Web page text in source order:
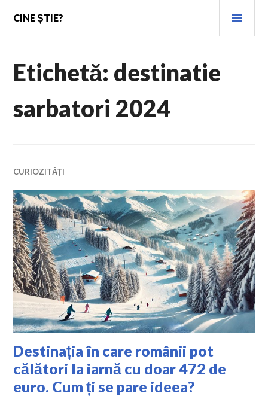
content
CINE ȘTIE?
Etichetă: destinatie
sarbatori 2024
CURIOZITĂȚI
Destinația în care românii pot
călători la iarnă cu doar 472 de
euro. Cum ți se pare ideea?